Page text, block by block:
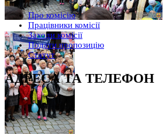
Про комісію
Працівники комісії
Заходи комісії
Подати пропозицію
Статут
АДРЕСА ТА ТЕЛЕФОН